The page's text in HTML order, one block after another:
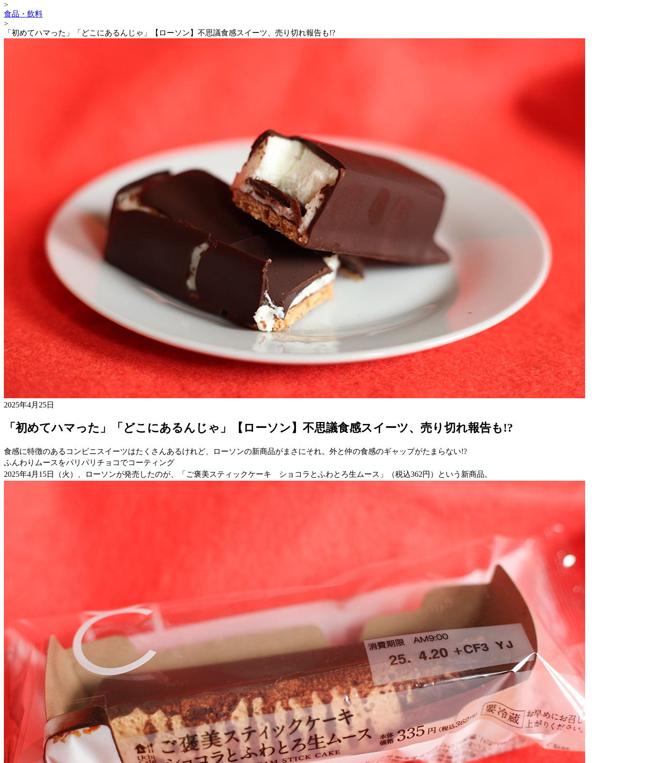
>
食品・飲料
>
「初めてハマった」「どこにあるんじゃ」【ローソン】不思議食感スイーツ、売り切れ報告も!?
2025年4月25日
「初めてハマった」「どこにあるんじゃ」【ローソン】不思議食感スイーツ、売り切れ報告も!?
食感に特徴のあるコンビニスイーツはたくさんあるけれど、ローソンの新商品がまさにそれ。外と仲の食感のギャップがたまらない!?
ふんわりムースをパリパリチョコでコーティング
2025年4月15日（火）、ローソンが発売したのが、「ご褒美スティックケーキ ショコラとふわとろ生ムース」（税込362円）という新商品。